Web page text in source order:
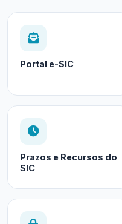
Portal e-SIC
Prazos e Recursos do
SIC